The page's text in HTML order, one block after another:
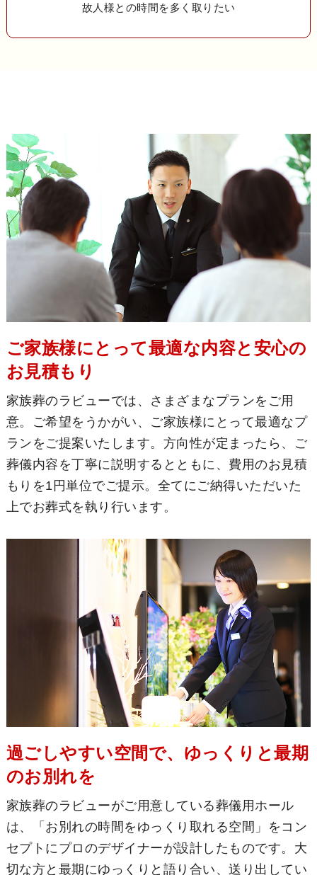
故人様との時間を多く取りたい
ご家族様にとって最適な内容と安心の
お見積もり
家族葬のラビューでは、さまざまなプランをご用
意。ご希望をうかがい、ご家族様にとって最適なプ
ランをご提案いたします。方向性が定まったら、ご
葬儀内容を丁寧に説明するとともに、費用のお見積
もりを1円単位でご提示。全てにご納得いただいた
上でお葬式を執り行います。
過ごしやすい空間で、ゆっくりと最期
のお別れを
家族葬のラビューがご用意している葬儀用ホール
は、「お別れの時間をゆっくり取れる空間」をコン
セプトにプロのデザイナーが設計したものです。大
切な方と最期にゆっくりと語り合い、送り出してい